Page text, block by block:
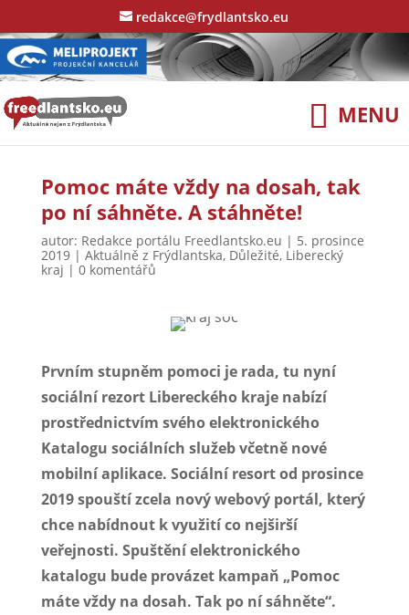
redakce@frydlantsko.eu
Pomoc máte vždy na dosah, tak
po ní sáhněte. A stáhněte!
autor: Redakce portálu Freedlantsko.eu | 5. prosince
2019| Aktuálně z Frýdlantska, Důležité, Liberecký
kraj | 0 komentářů
Prvním stupněm pomoci je rada, tu nyní
sociální rezort Libereckého kraje nabízí
prostřednictvím svého elektronického
Katalogu sociálních služeb včetně nové
mobilní aplikace. Sociální resort od prosince
2019 spouští zcela nový webový portál, který
chce nabídnout k využití co nejširší
veřejnosti. Spuštění elektronického
katalogu bude provázet kampaň „Pomoc
máte vždy na dosah. Tak po ní sáhněte“.